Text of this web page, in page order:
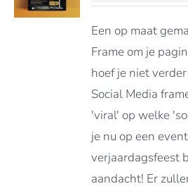
Een op maat
Frame om je
hoef je niet
Social Media
'viral' op welke
je nu op een
verjaardagsfeest
aandacht! Er